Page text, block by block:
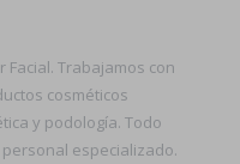
Trabajamos con
cosméticos
y podología. Todo
especializado.